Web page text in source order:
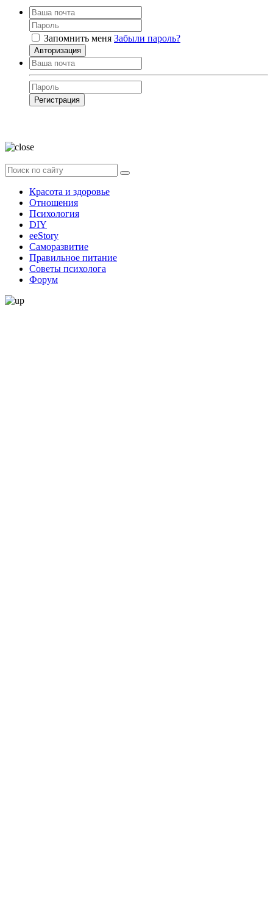
Запомнить меня Забыли пароль?
Авторизация
Регистрация
Красота и здоровье
Отношения
Психология
DIY
ееStory
Саморазвитие
Правильное питание
Советы психолога
Форум